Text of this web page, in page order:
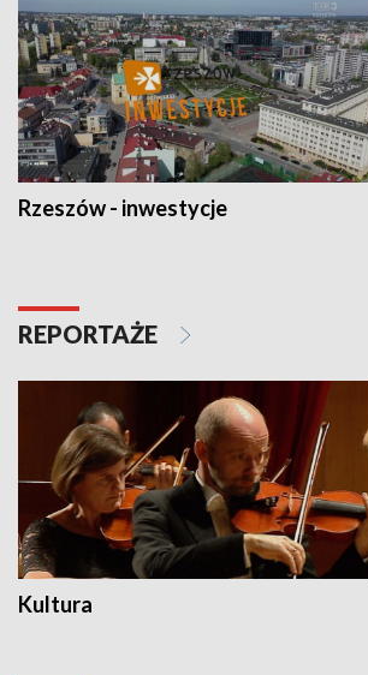
Rzeszów - inwestycje
REPORTAŻE
Kultura